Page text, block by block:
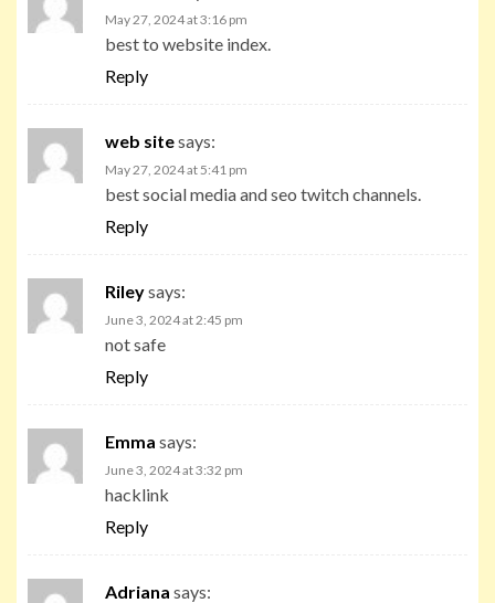
May 27, 2024 at 3:16 pm
best to website index.
Reply
web sitesays:
May 27, 2024 at 5:41 pm
best social media and seo twitch channels.
Reply
Rileysays:
June 3, 2024 at 2:45 pm
not safe
Reply
Emma says:
June 3, 2024 at 3:32 pm
hacklink
Reply
Adriana says: